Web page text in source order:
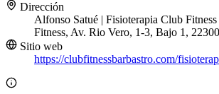
Dirección
Alfonso Satué | Fisioterapia Club
Fitness, Av. Rio Vero, 1-3, Bajo 1,
Sitio web
https://clubfitnessbarbastro.com/